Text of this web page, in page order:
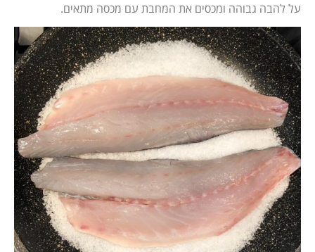
על להבה גבוהה ומכסים את המחבת עם מכסה מתאים.